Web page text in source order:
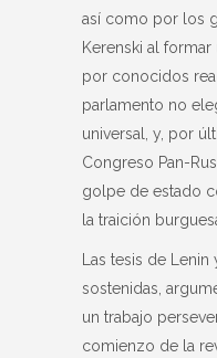
así como por los
Kerenski al
por conocidos
parlamento no
universal, y, por
Congreso Pan-
golpe de estado
la traición
Las tesis de
sostenidas,
un trabajo
comienzo de la